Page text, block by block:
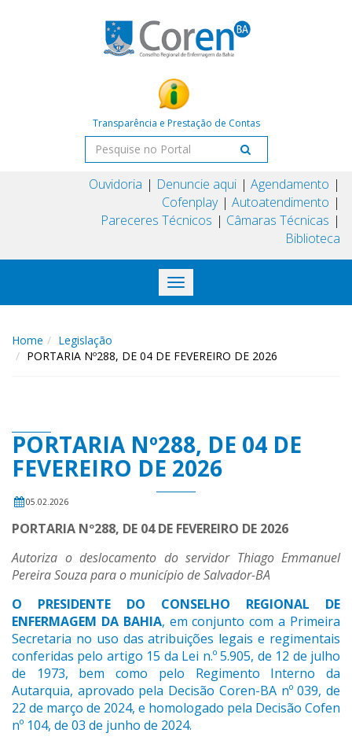
Transparência e Prestação de Contas
Ouvidoria Denuncie aqui
Agendamento
Cofenplay
Autoatendimento
Pareceres Técnicos
Câmaras Técnicas
Biblioteca
Toggle
navigation
Home
Legislação
PORTARIA Nº288, DE 04 DE FEVEREIRO DE 2026
PORTARIA Nº288, DE 04 DE
FEVEREIRO DE 2026
05.02.2026
PORTARIA Nº288, DE 04DE FEVEREIRO DE 2026
Autoriza o deslocamento do servidor Thiago Emmanuel
Pereira Souzapara o município de Salvador-BA
O PRESIDENTE DO CONSELHO REGIONAL DE
ENFERMAGEM DA BAHIA, em conjunto com a Primeira
Secretaria no uso das atribuições legais e regimentais
conferidas pelo artigo 15 da Lei n.º 5.905, de 12 de julho
de 1973, bem como pelo Regimento Interno da
Autarquia, aprovado pela Decisão Coren-BA nº 039, de
22 de março de 2024, e homologado pela Decisão Cofen
nº 104, de 03 de junho de 2024.